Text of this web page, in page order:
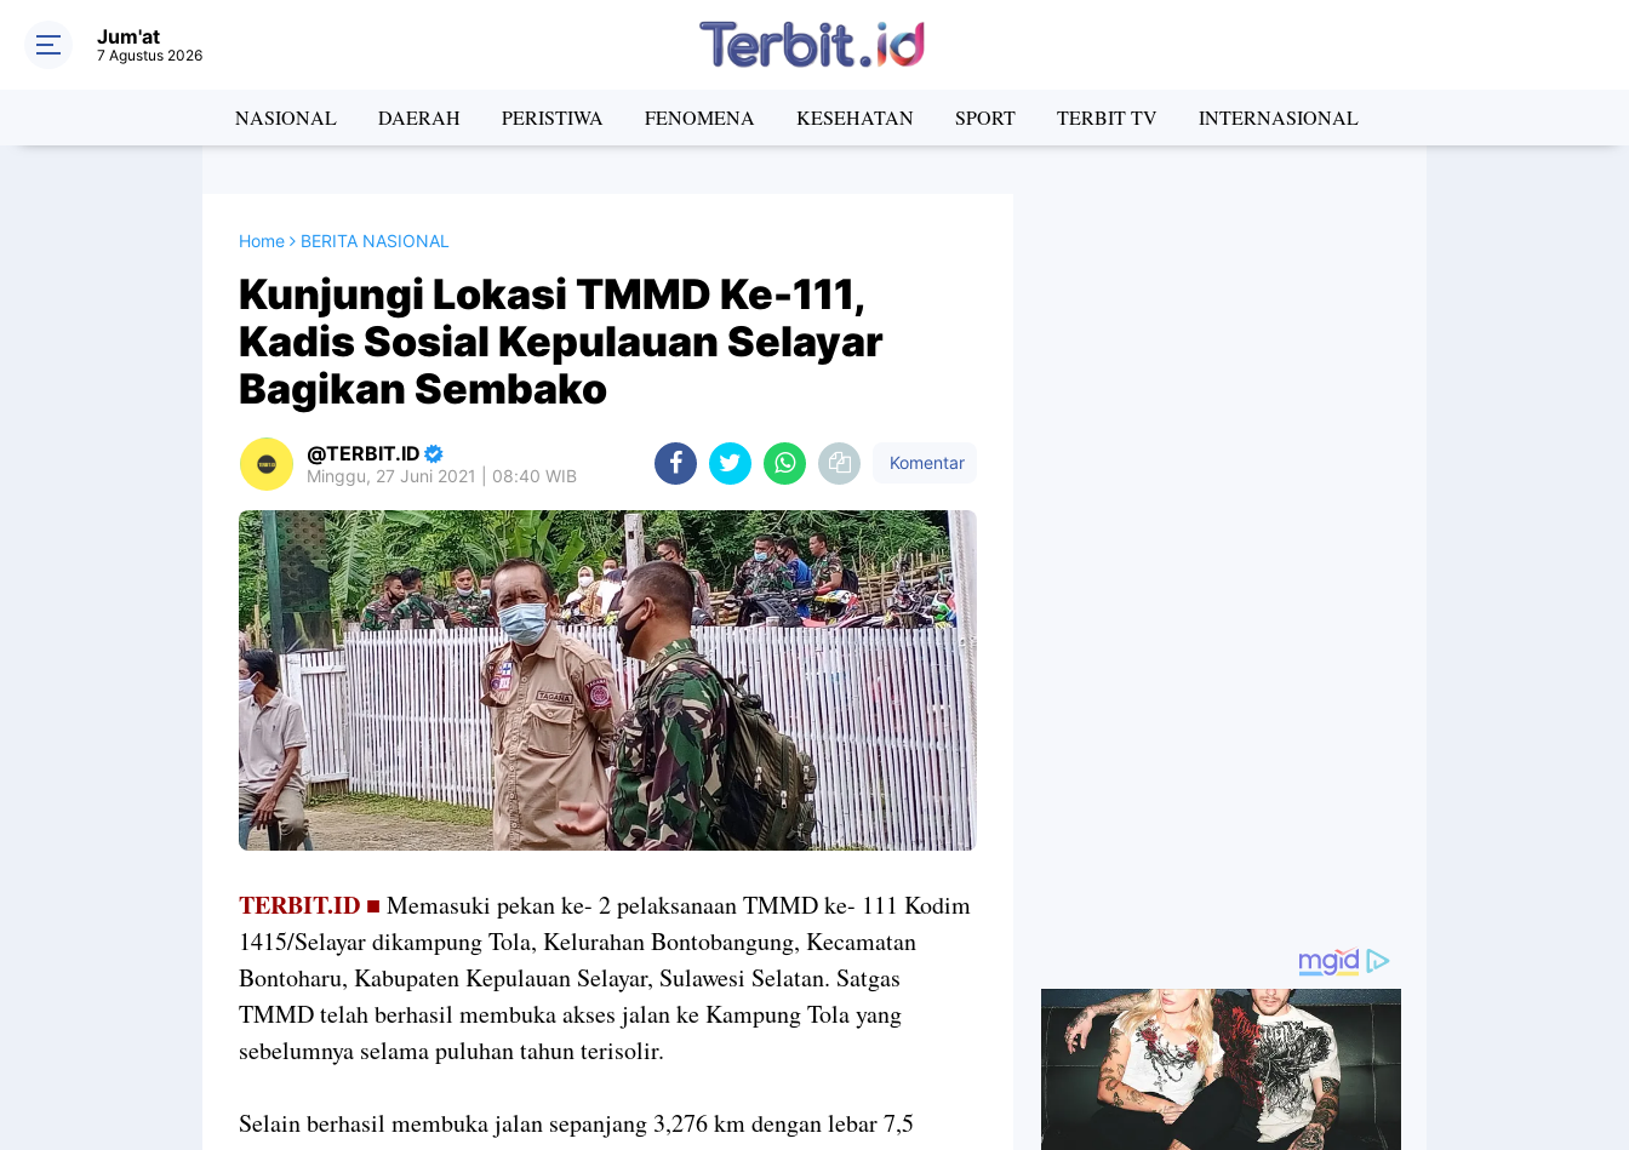
Jum'at
7 Agustus 2026
NASIONAL DAERAH PERISTIWA FENOMENA KESEHATAN SPORT TERBIT TV INTERNASIONAL
Home BERITA NASIONAL
Kunjungi Lokasi TMMD Ke-111,
Kadis Sosial Kepulauan Selayar
Bagikan Sembako
TERBIT.ID
Minggu, 27 Juni 2021 | 08:40 WIB
Komentar
TERBIT.ID ■ Memasuki pekan ke- 2 pelaksanaan TMMD ke- 111 Kodim
1415/Selayar dikampung Tola, Kelurahan Bontobangung, Kecamatan
Bontoharu, Kabupaten Kepulauan Selayar, Sulawesi Selatan. Satgas
TMMD telah berhasil membuka akses jalan ke Kampung Tola yang
sebelumnya selama puluhan tahun terisolir.
Selain berhasil membuka jalan sepanjang 3,276 km dengan lebar 7,5